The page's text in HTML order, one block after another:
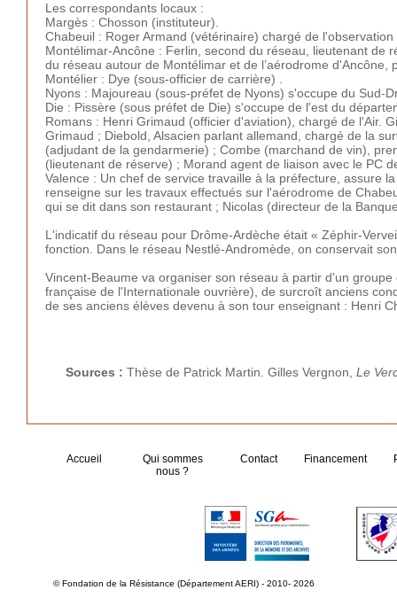
Les correspondants locaux :
Margès : Chosson (instituteur).
Chabeuil : Roger Armand (vétérinaire) chargé de
Montélimar-Ancône : Ferlin, second du réseau, lieutenant de
du réseau autour de Montélimar et de l’aérodrome
Montélier : Dye (sous-officier de carrière) .
Nyons : Majoureau (sous-préfet de Nyons) s'occupe du Sud-
Die : Pissère (sous préfet de Die) s'occupe de l'est du
Romans : Henri Grimaud (officier d'aviation), chargé de l'Air.
Grimaud ; Diebold, Alsacien parlant allemand, chargé de la
(adjudant de la gendarmerie) ; Combe (marchand de vin),
(lieutenant de réserve) ; Morand agent de liaison avec le PC
Valence : Un chef de service travaille à la préfecture, assure
renseigne sur les travaux effectués sur l'aérodrome de
qui se dit dans son restaurant ; Nicolas (directeur de la
L'indicatif du réseau pour Drôme-Ardèche était « Zéphir-
fonction. Dans le réseau Nestlé-Andromède, on conservait
Vincent-Beaume va organiser son réseau à partir d'un
française de l'Internationale ouvrière), de surcroît anciens
de ses anciens élèves devenu à son tour enseignant : Henri
Sources : Thèse de Patrick Martin. Gilles Vergnon, Le
Accueil
Qui sommes
nous ?
Contact Financement
© Fondation de la Résistance (Département AERI) - 2010- 2026